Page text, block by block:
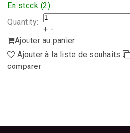
En stock (2)
Quantity:
+ -
Ajouter au panier
Ajouter à la liste de souhaits
comparer